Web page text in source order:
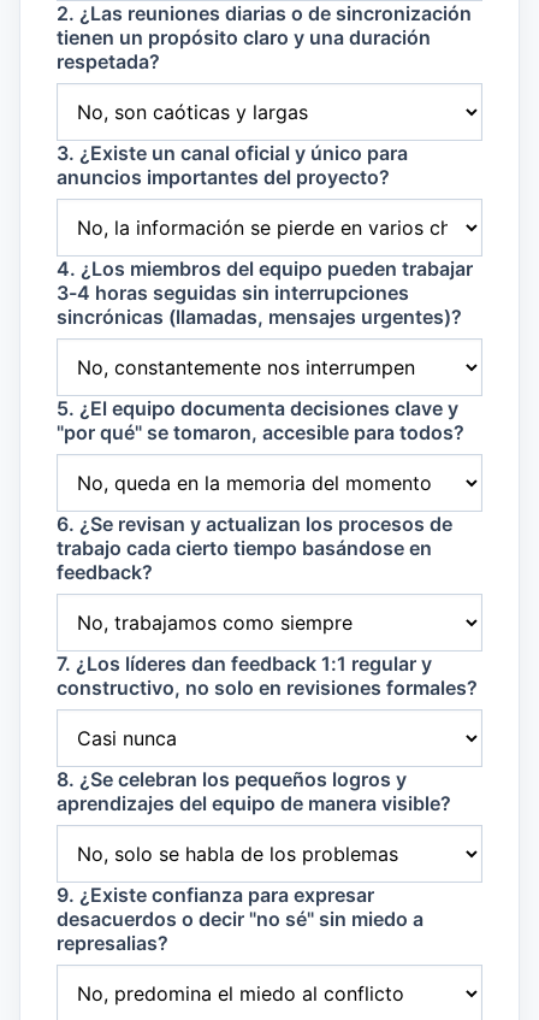
2. ¿Las reuniones diarias o de sincronización
tienen un propósito claro y una duración
respetada?
3. ¿Existe un canal oficial y único para
anuncios importantes del proyecto?
4. ¿Los miembros del equipo pueden trabajar
3-4 horas seguidas sin interrupciones
sincrónicas (llamadas, mensajes urgentes)?
5. ¿El equipo documenta decisiones clave y
"por qué" se tomaron, accesible para todos?
6. ¿Se revisan y actualizan los procesos de
trabajo cada cierto tiempo basándose en
feedback?
7. ¿Los líderes dan feedback 1:1 regular y
constructivo, no solo en revisiones formales?
8. ¿Se celebran los pequeños logros y
aprendizajes del equipo de manera visible?
9. ¿Existe confianza para expresar
desacuerdos o decir "no sé" sin miedo a
represalias?